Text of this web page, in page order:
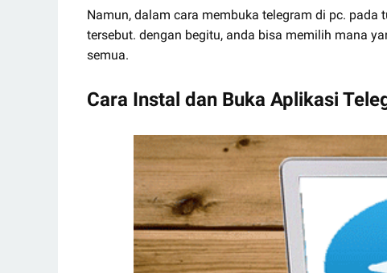
Namun, dalam cara membuka telegram di pc.
tersebut. dengan begitu, anda bisa memilih mana
semua.
Cara Instal dan Buka Aplikasi